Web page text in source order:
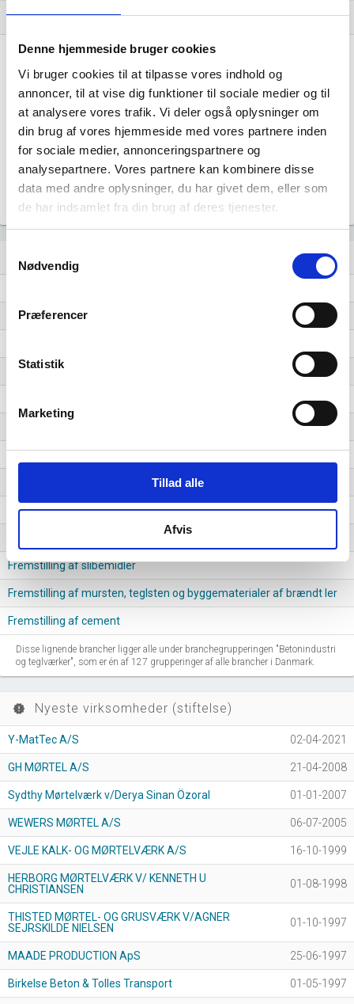
Denne hjemmeside bruger cookies
Vi bruger cookies til at tilpasse vores indhold og
annoncer, til at vise dig funktioner til sociale medier og til
at analysere vores trafik. Vi deler også oplysninger om
din brug af vores hjemmeside med vores partnere inden
for sociale medier, annonceringspartnere og
analysepartnere. Vores partnere kan kombinere disse
data med andre oplysninger, du har givet dem, eller som
de har indsamlet fra din brug af deres tjenester.
Nødvendig
Præferencer
Statistik
Marketing
Tillad alle
Afvis
bar_chart Nye og ophørte virksomheder pr. år
2016 2017 2018
0,00
0,75
1,00
Fremstilling af færdigblandet beton
Fremstilling af keramiske teglsten og gulvfliser
Fremstilling af andre ikke-metalholdige mineralske produkter i.a.n.
Fremstilling af fibercement
Fremstilling af byggematerialer af beton
Tilhugning, tilskæring og færdigbearbejdning af sten
Fremstilling af slibemidler
Fremstilling af mursten, teglsten og byggematerialer af brændt ler
Fremstilling af cement
Disse lignende brancher ligger alle under branchegrupperingen "Betonindustri
og teglværker", som er én af 127 grupperinger af alle brancher i Danmark.
new_releases Nyeste virksomheder (stiftelse)
Y-MatTec A/S 02-04-2021
GH MØRTEL A/S 21-04-2008
Sydthy Mørtelværk v/Derya Sinan Özoral 01-01-2007
WEWERS MØRTEL A/S 06-07-2005
VEJLE KALK- OG MØRTELVÆRK A/S 16-10-1999
HERBORG MØRTELVÆRK V/ KENNETH U
CHRISTIANSEN
01-08-1998
THISTED MØRTEL- OG GRUSVÆRK V/AGNER
SEJRSKILDE NIELSEN
01-10-1997
MAADE PRODUCTION ApS 25-06-1997
Birkelse Beton & Tolles Transport 01-05-1997